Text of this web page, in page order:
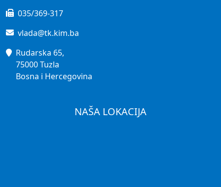
035/369-317
vlada@tk.kim.ba
Rudarska 65,
75000 Tuzla
Bosna i Hercegovina
NAŠA LOKACIJA